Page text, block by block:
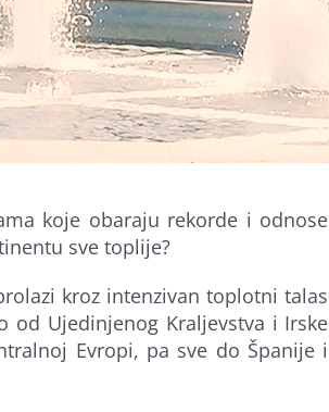
koje obaraju rekorde i odnose
sve toplije?
kroz intenzivan toplotni talas
od Ujedinjenog Kraljevstva i Irske
Evropi, pa sve do Španije i